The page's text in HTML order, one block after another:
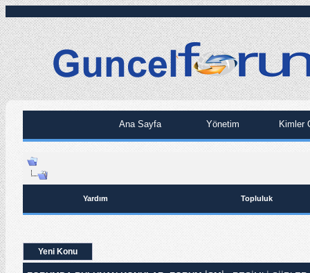
Ana Sayfa Yönetim Kimler
Yardım Topluluk
Yeni Konu